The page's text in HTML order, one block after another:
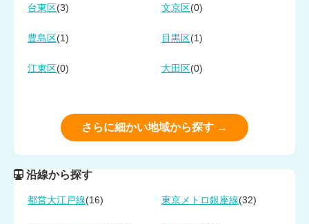
台東区 (3) 文京区 (0)
豊島区 (1) 目黒区 (1)
江東区 (0) 大田区 (0)
さらに細かい地域から探す →
沿線から探す
都営大江戸線(16) 東京メトロ銀座線(32)